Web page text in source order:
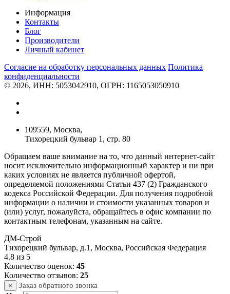
Информация
Контакты
Блог
Производители
Личный кабинет
Согласие на обработку персональных данных Политикa
конфиденциальности
© 2026, ИНН: 5053042910, ОГРН: 1165053050910
109559, Москва,
Тихорецкий бульвар 1, стр. 80
Обращаем ваше внимание на то, что данный интернет-сайт
носит исключительно информационный характер и ни при
каких условиях не является публичной офертой,
определяемой положениями Статьи 437 (2) Гражданского
кодекса Российской Федерации. Для получения подробной
информации о наличии и стоимости указанных товаров и
(или) услуг, пожалуйста, обращайтесь в офис компании по
контактным телефонам, указанным на сайте.
ДМ-Строй
Тихорецкий бульвар, д.1 , Москва, Российская Федерация
4.8 из 5
Количество оценок: 45
Количество отзывов: 25
× Заказ обратного звонка